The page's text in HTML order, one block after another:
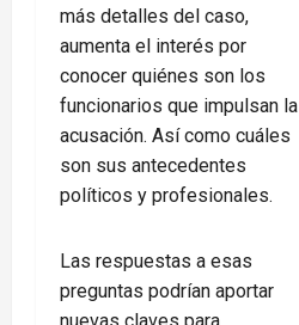
más detalles del caso,
aumenta el interés por
conocer quiénes son los
funcionarios que impulsan la
acusación. Así como cuáles
son sus antecedentes
políticos y profesionales.
Las respuestas a esas
preguntas podrían aportar